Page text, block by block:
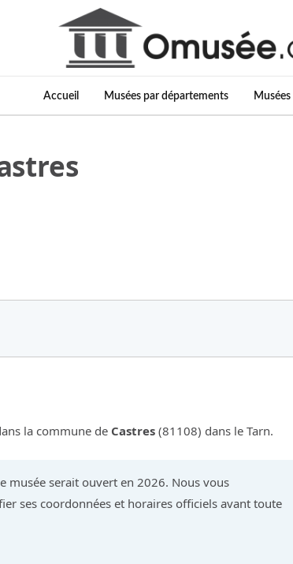
Accueil Musées par départements
la commune de Castres (81108) dans le Tarn.
musée serait ouvert en 2026. Nous vous
ses coordonnées et horaires officiels avant toute